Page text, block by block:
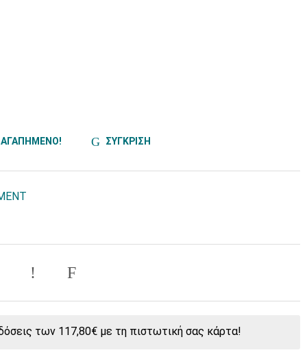
ΣΥΓΚΡΙΣΗ
των 117,80€ με τη πιστωτική σας κάρτα!